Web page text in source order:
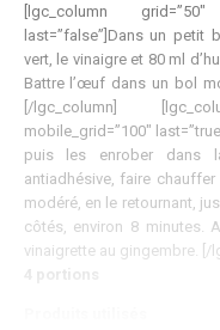
[lgc_column
last=”false”]Dans un petit
vert, le vinaigre et 80 ml
Battre l’œuf dans un bol
[/lgc_column]
mobile_grid=”100″
puis les enrober dans
antiadhésive, faire
modéré, en le retournant,
côtés, environ 8 minutes.
vinaigrette au gingembre. [/
4 portions